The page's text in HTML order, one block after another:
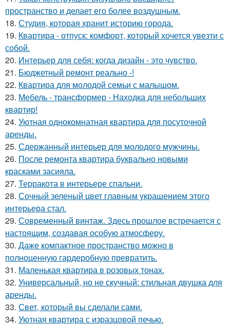
пространство и делает его более воздушным.
18. Студия, которая хранит историю города.
19. Квартира - отпуск: комфорт, который хочется увезти с
собой.
20. Интерьер для себя: когда дизайн - это чувство.
21. Бюджетный ремонт реально -!
22. Квартира для молодой семьи с малышом.
23. Мебель - трансформер - Находка для небольших
квартир!
24. Уютная однокомнатная квартира для посуточной
аренды.
25. Сдержанный интерьер для молодого мужчины.
26. После ремонта квартира буквально новыми
красками засияла.
27. Терракота в интерьере спальни.
28. Сочный зеленый цвет главным украшением этого
интерьера стал.
29. Современный винтаж. Здесь прошлое встречается с
настоящим, создавая особую атмосферу.
30. Даже компактное пространство можно в
полноценную гардеробную превратить.
31. Маленькая квартира в розовых тонах.
32. Универсальный, но не скучный: стильная двушка для
аренды.
33. Свет, который вы сделали сами.
34. Уютная квартира с изразцовой печью.